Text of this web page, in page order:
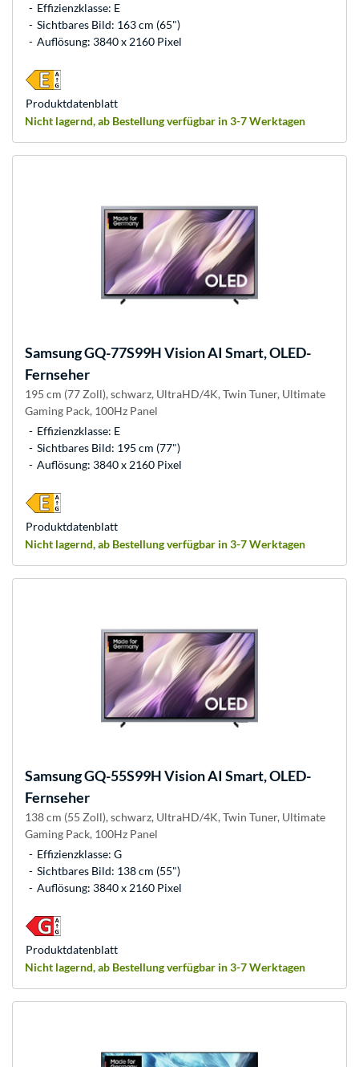
Effizienzklasse: E
Sichtbares Bild: 163 cm (65")
Auflösung: 3840 x 2160 Pixel
Nicht lagernd, ab Bestellung verfügbar in 3-7 Werktagen
Produkt­datenblatt
SamsungGQ-77S99H Vision AI Smart, OLED-
Fernseher
195 cm (77 Zoll), schwarz, UltraHD/4K, Twin Tuner, Ultimate
Gaming Pack, 100Hz Panel
Effizienzklasse: E
Sichtbares Bild: 195 cm (77")
Auflösung: 3840 x 2160 Pixel
Nicht lagernd, ab Bestellung verfügbar in 3-7 Werktagen
Produkt­datenblatt
SamsungGQ-55S99H Vision AI Smart, OLED-
Fernseher
138 cm (55 Zoll), schwarz, UltraHD/4K, Twin Tuner, Ultimate
Gaming Pack, 100Hz Panel
Effizienzklasse: G
Sichtbares Bild: 138 cm (55")
Auflösung: 3840 x 2160 Pixel
Nicht lagernd, ab Bestellung verfügbar in 3-7 Werktagen
Produkt­datenblatt